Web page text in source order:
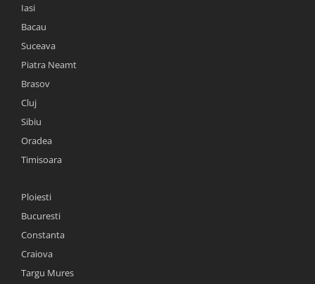
Iasi
Bacau
Suceava
Piatra Neamt
Brasov
Cluj
Sibiu
Oradea
Timisoara
Ploiesti
Bucuresti
Constanta
Craiova
Targu Mures